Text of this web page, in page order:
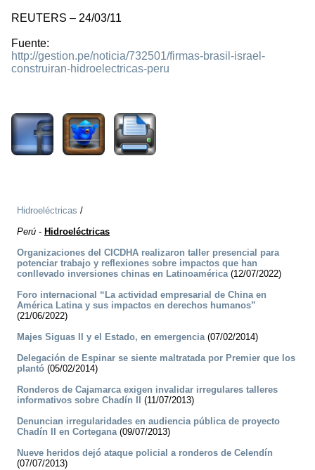
REUTERS – 24/03/11
Fuente:
http://gestion.pe/noticia/732501/firmas-brasil-israel-
construiran-hidroelectricas-peru
Hidroeléctricas /
Perú - Hidroeléctricas
Organizaciones del CICDHA realizaron taller presencial para
potenciar trabajo y reflexiones sobre impactos que han
conllevado inversiones chinas en Latinoamérica(12/07/2022)
Foro internacional “La actividad empresarial de China en
América Latina y sus impactos en derechos humanos”
(21/06/2022)
Majes Siguas II y el Estado, en emergencia(07/02/2014)
Delegación de Espinar se siente maltratada por Premier que los
plantó (05/02/2014)
Ronderos de Cajamarca exigen invalidar irregulares talleres
informativos sobre Chadín II
(11/07/2013)
Denuncian irregularidades en audiencia pública de proyecto
Chadín II en Cortegana(09/07/2013)
Nueve heridos dejó ataque policial a ronderos de Celendín
(07/07/2013)